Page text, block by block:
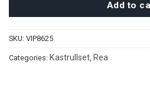
Add to
SKU: VIP8625
Categories: Kastrullset Rea